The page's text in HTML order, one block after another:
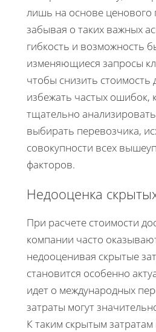
лишь на основе ценового
забывая о таких важных
гибкость и возможность
изменяющиеся запросы
чтобы снизить стоимость
избежать частых ошибок,
тщательно
выбирать перевозчика,
совокупности всех
факторов.
Недооценка
При расчете стоимости
компании часто
недооценивая скрытые
становится особенно
идет о международных
затраты могут
К таким скрытым